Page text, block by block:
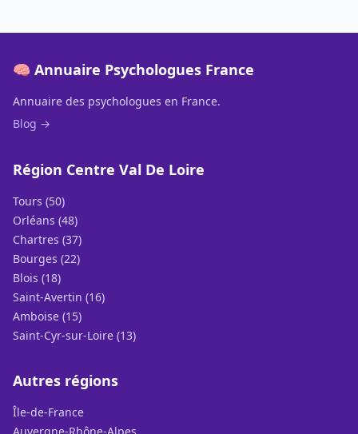
🧠 Annuaire Psychologues France
Annuaire des psychologues en France.
Blog →
Région Centre Val De Loire
Tours (50)
Orléans (48)
Chartres (37)
Bourges (22)
Blois (18)
Saint-Avertin (16)
Amboise (15)
Saint-Cyr-sur-Loire (13)
Autres régions
Île-de-France